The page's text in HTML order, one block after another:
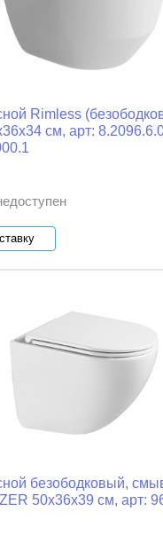
Rimless
см, арт:
безободковый,
50х36х39 см, арт: